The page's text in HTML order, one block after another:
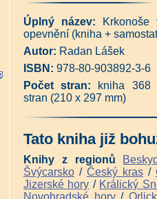
Prahou pod pancířem
Pozor, ještě není vyhráno...
Záhady brdských lesů (Milan
Antikvariát - Tábor Vojna ve
Zabráno pro SS - Zřízení
Utajená obrana železné
1964 (Martin Dubánek, Jan
Velká kniha o malých
Československé opevnění
Sudety krásné i bouřící (Jan
Pohraniční pevnosti -
Nové putování po
1989 - Muzea a zajímavosti
Opevnění Jindřichohradecka
Příprava obrany
Šumava 1938 (Jan Lakosil)|
Úplný název:
opevnění (kniha +
Autor: Radan Lášek
ISBN: 978-80-903892-3-6
Počet stran: kniha
stran (210 x 297 mm)
Tato kniha již
Knihy z regionů
Švýcarsko / Český kras /
Jizerské hory / Králický